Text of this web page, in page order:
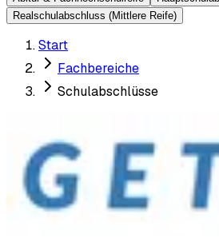
Realschulabschluss (Mittlere Reife)
Start
Fachbereiche
Schulabschlüsse